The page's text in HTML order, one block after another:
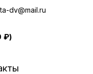
dv@mail.ru
₽)